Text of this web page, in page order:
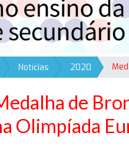
Notícias 2020
de
Olimpíada